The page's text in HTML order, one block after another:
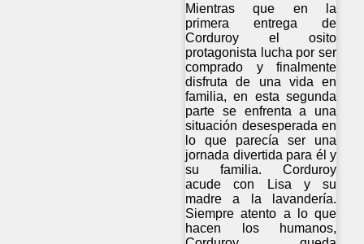
Mientras que en la
primera entrega de
Corduroy el osito
protagonista lucha por ser
comprado y finalmente
disfruta de una vida en
familia, en esta segunda
parte se enfrenta a una
situación desesperada en
lo que parecía ser una
jornada divertida para él y
su familia. Corduroy
acude con Lisa y su
madre a la lavandería.
Siempre atento a lo que
hacen los humanos,